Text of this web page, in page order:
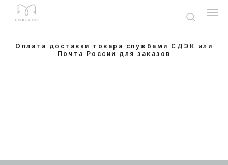
Оплата доставки товара службами СДЭК или
Почта России для заказов